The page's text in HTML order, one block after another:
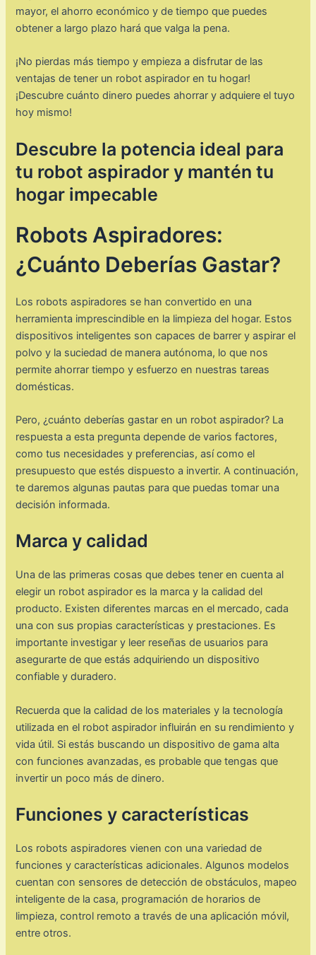
mayor, el ahorro económico y de tiempo que puedes
obtener a largo plazo hará que valga la pena.
¡No pierdas más tiempo y empieza a disfrutar de las
ventajas de tener un robot aspirador en tu hogar!
¡Descubre cuánto dinero puedes ahorrar y adquiere el tuyo
hoy mismo!
Descubre la potencia ideal para
tu robot aspirador y mantén tu
hogar impecable
Robots Aspiradores:
¿Cuánto Deberías Gastar?
Los robots aspiradores se han convertido en una
herramienta imprescindible en la limpieza del hogar. Estos
dispositivos inteligentes son capaces de barrer y aspirar el
polvo y la suciedad de manera autónoma, lo que nos
permite ahorrar tiempo y esfuerzo en nuestras tareas
domésticas.
Pero, ¿cuánto deberías gastar en un robot aspirador? La
respuesta a esta pregunta depende de varios factores,
como tus necesidades y preferencias, así como el
presupuesto que estés dispuesto a invertir. A continuación,
te daremos algunas pautas para que puedas tomar una
decisión informada.
Marca y calidad
Una de las primeras cosas que debes tener en cuenta al
elegir un robot aspirador es la marca y la calidad del
producto. Existen diferentes marcas en el mercado, cada
una con sus propias características y prestaciones. Es
importante investigar y leer reseñas de usuarios para
asegurarte de que estás adquiriendo un dispositivo
confiable y duradero.
Recuerda que la calidad de los materiales y la tecnología
utilizada en el robot aspirador influirán en su rendimiento y
vida útil. Si estás buscando un dispositivo de gama alta
con funciones avanzadas, es probable que tengas que
invertir un poco más de dinero.
Funciones y características
Los robots aspiradores vienen con una variedad de
funciones y características adicionales. Algunos modelos
cuentan con sensores de detección de obstáculos, mapeo
inteligente de la casa, programación de horarios de
limpieza, control remoto a través de una aplicación móvil,
entre otros.